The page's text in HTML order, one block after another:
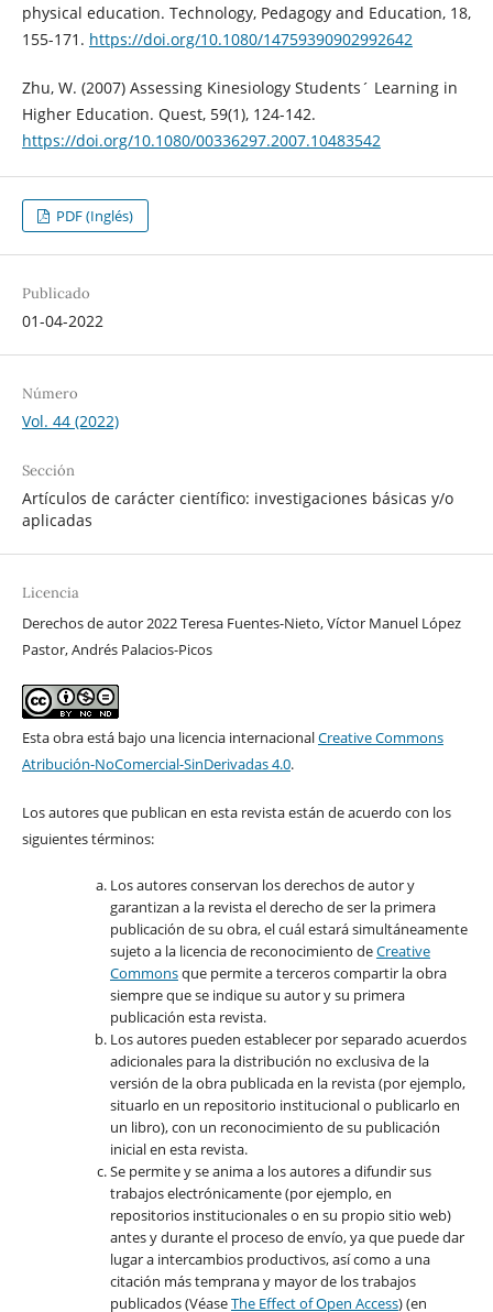
physical education. Technology, Pedagogy and Education, 18,
155-171. https://doi.org/10.1080/14759390902992642
Zhu, W. (2007) Assessing Kinesiology Students´ Learning in
Higher Education. Quest, 59(1), 124-142.
https://doi.org/10.1080/00336297.2007.10483542
PDF (Inglés)
Publicado
01-04-2022
Número
Vol. 44 (2022)
Sección
Artículos de carácter científico: investigaciones básicas y/o
aplicadas
Licencia
Derechos de autor 2022 Teresa Fuentes-Nieto, Víctor Manuel López
Pastor, Andrés Palacios-Picos
Esta obra está bajo una licencia internacionalCreative Commons
Atribución-NoComercial-SinDerivadas 4.0.
Los autores que publican en esta revista están de acuerdo con los
siguientes términos:
Los autores conservan los derechos de autor y
garantizan a la revista el derecho de ser la primera
publicación de su obra, el cuál estará simultáneamente
sujeto a la licencia de reconocimiento deCreative
Commonsque permite a terceros compartir la obra
siempre que se indique su autor y su primera
publicación esta revista.
Los autores pueden establecer por separado acuerdos
adicionales para la distribución no exclusiva de la
versión de la obra publicada en la revista (por ejemplo,
situarlo en un repositorio institucional o publicarlo en
un libro), con un reconocimiento de su publicación
inicial en esta revista.
Se permite y se anima a los autores a difundir sus
trabajos electrónicamente (por ejemplo, en
repositorios institucionales o en su propio sitio web)
antes y durante el proceso de envío, ya que puede dar
lugar a intercambios productivos, así como a una
citación más temprana y mayor de los trabajos
publicados (VéaseThe Effect of Open Access) (en